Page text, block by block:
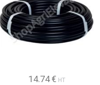
14.74 € HT